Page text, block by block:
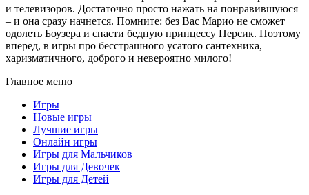
и телевизоров. Достаточно просто нажать на понравившуюся
– и она сразу начнется. Помните: без Вас Марио не сможет
одолеть Боузера и спасти бедную принцессу Персик. Поэтому
вперед, в игры про бесстрашного усатого сантехника,
харизматичного, доброго и невероятно милого!
Главное меню
Игры
Новые игры
Лучшие игры
Онлайн игры
Игры для Мальчиков
Игры для Девочек
Игры для Детей